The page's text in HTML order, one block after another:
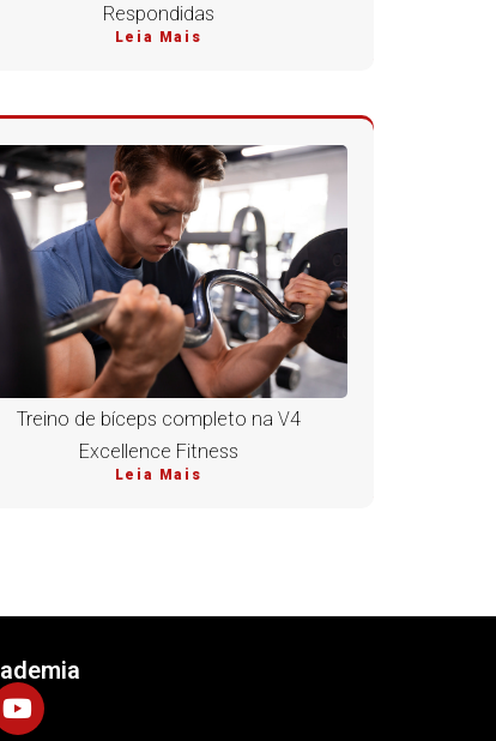
Respondidas
Leia Mais
Treino de bíceps completo na V4
Excellence Fitness
Leia Mais